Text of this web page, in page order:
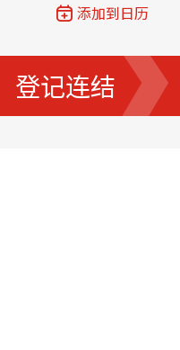
香港金融科
添加到日历
登记连结